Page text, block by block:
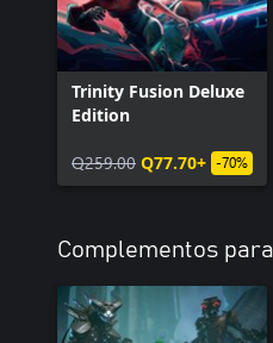
Trinity Fusion Deluxe
Edition
Q259.00 Q77.70+ -70%
Complementos